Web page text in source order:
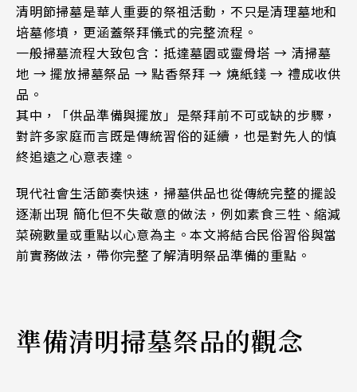
清明節掃墓是華人重要的祭祖活動，不只是清理墓地和
培墓修墳，更涵蓋祭拜儀式的完整流程。
一般掃墓流程大致包含：抵達墓園或靈骨塔 → 清掃墓
地 → 擺放掃墓祭品 → 點香祭拜 → 燒紙錢 → 禮成收供
品。
其中，「供品準備與擺放」是祭拜前不可或缺的步驟，
對許多家庭而言既是傳統習俗的延續，也是對先人的慎
終追遠之心意表達。
現代社會生活節奏快速，掃墓供品也從傳統完整的擺設
逐漸出現 簡化但不失敬意的做法，例如素食三牲、縮減
菜碗數量或重點以心意為主。本文將結合民俗習俗與當
前實務做法，帶你完整了解清明祭品準備的重點。
準備清明掃墓祭品的觀念